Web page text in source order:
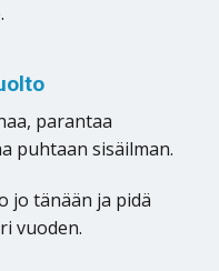
parantaa
puhtaan sisäilman.
jo tänään ja pidä
vuoden.